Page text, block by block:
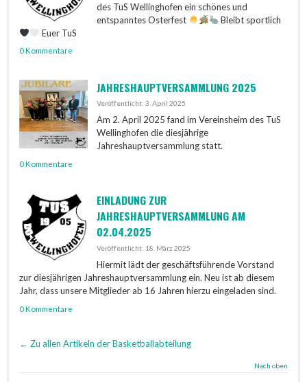
des TuS Wellinghofen ein schönes und
entspanntes Osterfest
Bleibt sportlich
Euer TuS
0 Kommentare
JAHRESHAUPTVERSAMMLUNG 2025
Veröffentlicht: 3. April 2025
Am 2. April 2025 fand im Vereinsheim des TuS
Wellinghofen die diesjährige
Jahreshauptversammlung statt.
0 Kommentare
EINLADUNG ZUR
JAHRESHAUPTVERSAMMLUNG AM
02.04.2025
Veröffentlicht: 18. März 2025
Hiermit lädt der geschäftsführende Vorstand
zur diesjährigen Jahreshauptversammlung ein. Neu ist ab diesem
Jahr, dass unsere Mitglieder ab 16 Jahren hierzu eingeladen sind.
0 Kommentare
← Zu allen Artikeln der Basketballabteilung
Nach oben